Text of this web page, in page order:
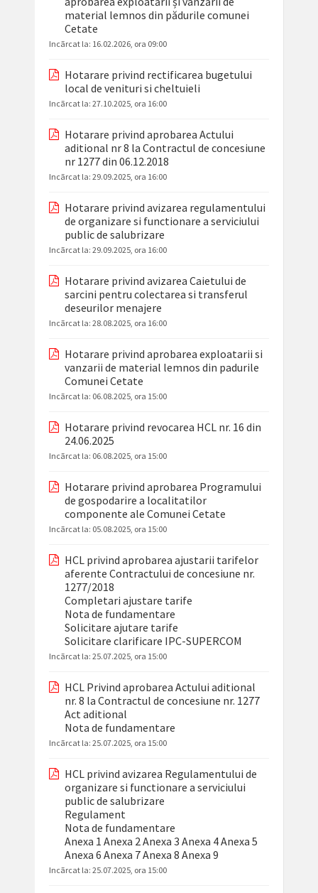
material lemnos din pădurile comunei
Cetate
Incãrcat la: 16.02.2026, ora 09:00
Hotarare privind rectificarea bugetului
local de venituri si cheltuieli
Incãrcat la: 27.10.2025, ora 16:00
Hotarare privind aprobarea Actului
aditional nr 8 la Contractul de concesiune
nr 1277 din 06.12.2018
Incãrcat la: 29.09.2025, ora 16:00
Hotarare privind avizarea regulamentului
de organizare si functionare a serviciului
public de salubrizare
Incãrcat la: 29.09.2025, ora 16:00
Hotarare privind avizarea Caietului de
sarcini pentru colectarea si transferul
deseurilor menajere
Incãrcat la: 28.08.2025, ora 16:00
Hotarare privind aprobarea exploatarii si
vanzarii de material lemnos din padurile
Comunei Cetate
Incãrcat la: 06.08.2025, ora 15:00
Hotarare privind revocarea HCL nr. 16 din
24.06.2025
Incãrcat la: 06.08.2025, ora 15:00
Hotarare privind aprobarea Programului
de gospodarire a localitatilor
componente ale Comunei Cetate
Incãrcat la: 05.08.2025, ora 15:00
HCL privind aprobarea ajustarii tarifelor
aferente Contractului de concesiune nr.
1277/2018
Completari ajustare tarife
Nota de fundamentare
Solicitare ajutare tarife
Solicitare clarificare IPC-SUPERCOM
Incãrcat la: 25.07.2025, ora 15:00
HCL Privind aprobarea Actului aditional
nr. 8 la Contractul de concesiune nr. 1277
Act aditional
Nota de fundamentare
Incãrcat la: 25.07.2025, ora 15:00
HCL privind avizarea Regulamentului de
organizare si functionare a serviciului
public de salubrizare
Regulament
Nota de fundamentare
Anexa 1 Anexa 2Anexa 3 Anexa 4Anexa 5
Anexa 6 Anexa 7Anexa 8 Anexa 9
Incãrcat la: 25.07.2025, ora 15:00